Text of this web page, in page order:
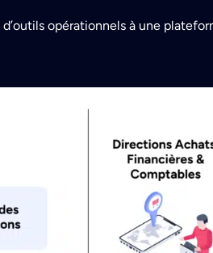
opérationnels à une